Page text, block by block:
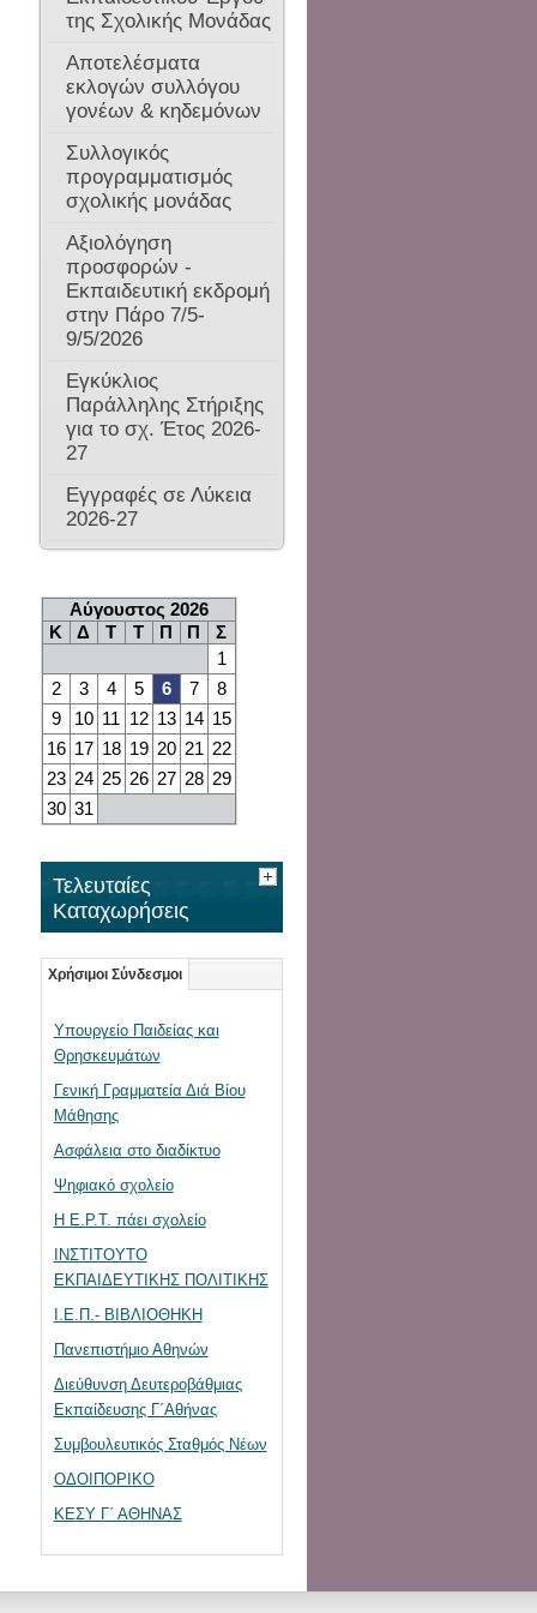
Μαθηματικό Πανηγύρι 2018
Η διαχείριση των κρίσεων
στην οικογένεια και τη
σχολική κοινότητα
Bazaar Xριστουγέννων 2021
Σχολικός Εκφοβισμός
Τεύχος 7
Τεύχος 9
Τεύχος 10
Δήλωση συμμετοχής με φυσική
εκπαιδευτική διαδικασία στις
δημόσιες σχολικές μονάδες από
1/11/2021
Αποσπάσεων 2025
της Σχολικής Μονάδας
Αποτελέσματα
εκλογών συλλόγου
γονέων & κηδεμόνων
Συλλογικός
προγραμματισμός
σχολικής μονάδας
Αξιολόγηση
προσφορών -
Εκπαιδευτική εκδρομή
στην Πάρο 7/5-
9/5/2026
Εγκύκλιος
Παράλληλης Στήριξης
για το σχ. Έτος 2026-
27
Εγγραφές σε Λύκεια
2026-27
Αύγουστος 2026
Κ
Δ Τ Τ Π Π
Σ
1
2
3 4 5 6 7
8
9
10 11 12 13 14 15
16 17 18 19 20 21 22
23 24 25 26 27 28 29
30 31
Τελευταίες
Καταχωρήσεις
Χρήσιμοι Σύνδεσμοι
Υπουργείο Παιδείας και
Θρησκευμάτων
Γενική Γραμματεία Διά Βίου
Μάθησης
Ασφάλεια στο διαδίκτυο
Ψηφιακό σχολείο
Η Ε.Ρ.Τ. πάει σχολείο
ΙΝΣΤΙΤΟΥΤΟ
ΕΚΠΑΙΔΕΥΤΙΚΗΣ ΠΟΛΙΤΙΚΗΣ
Ι.Ε.Π.- ΒΙΒΛΙΟΘΗΚΗ
Πανεπιστήμιο Αθηνών
Διεύθυνση Δευτεροβάθμιας
Εκπαίδευσης Γ΄Αθήνας
Συμβουλευτικός Σταθμός Νέων
ΟΔΟΙΠΟΡΙΚΟ
ΚΕΣΥ Γ΄ ΑΘΗΝΑΣ